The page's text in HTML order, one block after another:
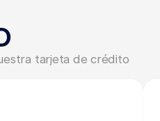
tarjeta de crédito